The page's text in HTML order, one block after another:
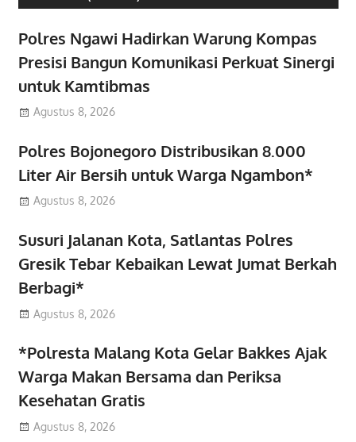
Polres Ngawi Hadirkan Warung Kompas
Presisi Bangun Komunikasi Perkuat Sinergi
untuk Kamtibmas
Agustus 8, 2026
Polres Bojonegoro Distribusikan 8.000
Liter Air Bersih untuk Warga Ngambon*
Agustus 8, 2026
Susuri Jalanan Kota, Satlantas Polres
Gresik Tebar Kebaikan Lewat Jumat Berkah
Berbagi*
Agustus 8, 2026
*Polresta Malang Kota Gelar Bakkes Ajak
Warga Makan Bersama dan Periksa
Kesehatan Gratis
Agustus 8, 2026